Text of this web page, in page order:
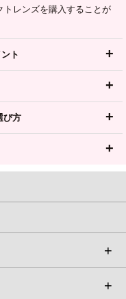
トレンズを購入することが
ト
び方